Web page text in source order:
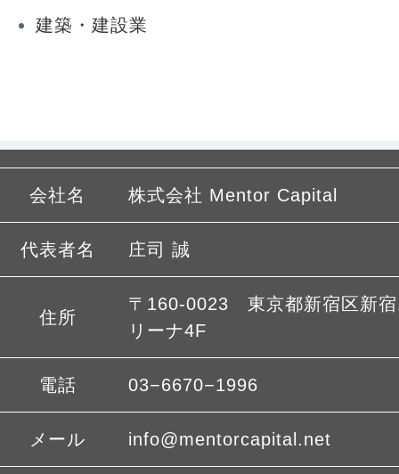
建築・建設業
会社名 株式会社 Mentor Capital
代表者名 庄司 誠
住所
〒160-0023 東京都新宿区新
リーナ4F
電話 03−6670−1996
メール info@mentorcapital.net